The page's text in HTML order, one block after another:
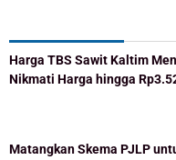
Harga TBS Sawit Kaltim
Nikmati Harga hingga
Matangkan Skema PJLP